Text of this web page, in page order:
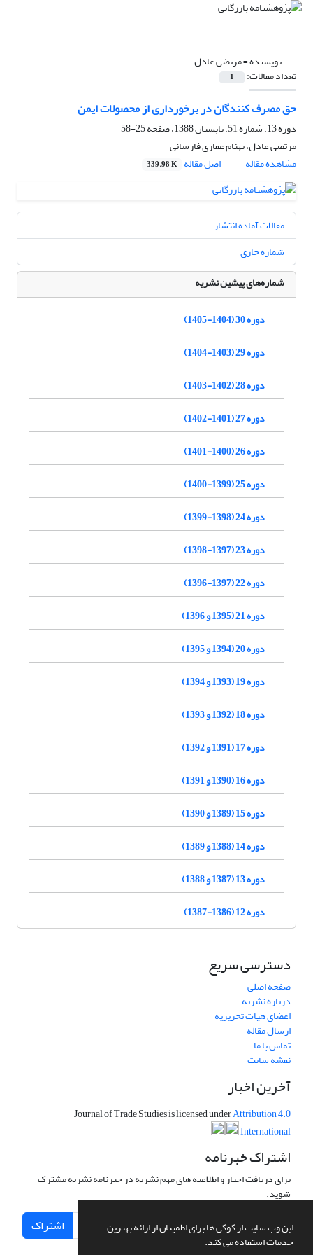
این وب سایت از کوکی ها برای اطمینان از ارائه بهترین
خدمات استفاده می کند.
نویسنده =مرتضی عادل
تعداد مقالات: 1
حق مصرف کنندگان در برخورداری از محصولات ایمن
دوره 13، شماره 51، تابستان 1388، صفحه
25-58
مرتضی عادل، بهنام غفاری فارسانی
مشاهده مقاله
اصل مقاله 339.98 K
مقالات آماده انتشار
شماره جاری
شماره‌های پیشین نشریه
دوره 30 (1404-1405)
دوره 29 (1403-1404)
دوره 28 (1402-1403)
دوره 27 (1401-1402)
دوره 26 (1400-1401)
دوره 25 (1399-1400)
دوره 24 (1398-1399)
دوره 23 (1397-1398)
دوره 22 (1397-1396)
دوره 21 (1395 و 1396)
دوره 20 (1394 و 1395)
دوره 19 (1393 و 1394)
دوره 18 (1392 و 1393)
دوره 17 (1391 و 1392)
دوره 16 (1390 و 1391)
دوره 15 (1389 و 1390)
دوره 14 (1388 و 1389)
دوره 13 (1387 و 1388)
دوره 12 (1386-1387)
دسترسی سریع
صفحه اصلی
درباره نشریه
اعضای هیات تحریریه
ارسال مقاله
تماس با ما
نقشه سایت
آخرین اخبار
Journal of Trade Studies is licensed underAttribution 4.0
International
اشتراک خبرنامه
برای دریافت اخبار و اطلاعیه های مهم نشریه در خبرنامه نشریه مشترک
شوید.
اشتراک